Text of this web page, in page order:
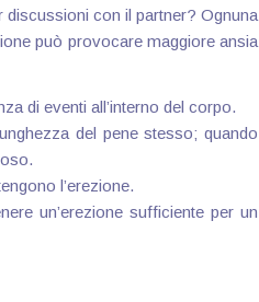
con il partner? Ognuna
può provocare maggiore ansia
di eventi all’interno del corpo.
del pene stesso; quando
l’erezione.
un’erezione sufficiente per un